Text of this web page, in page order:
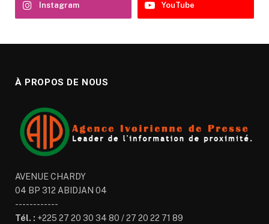
Instagram YouTube
À PROPOS DE NOUS
AVENUE CHARDY
04 BP 312 ABIDJAN 04
------------
Tél. : +225 27 20 30 34 80 / 27 20 22 71 89